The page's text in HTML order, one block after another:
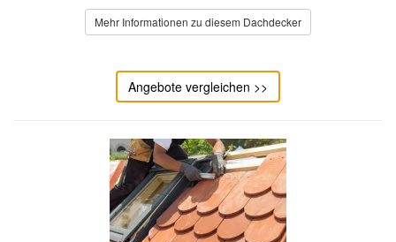
Mehr Informationen zu diesem Dachdecker
Angebote vergleichen >>